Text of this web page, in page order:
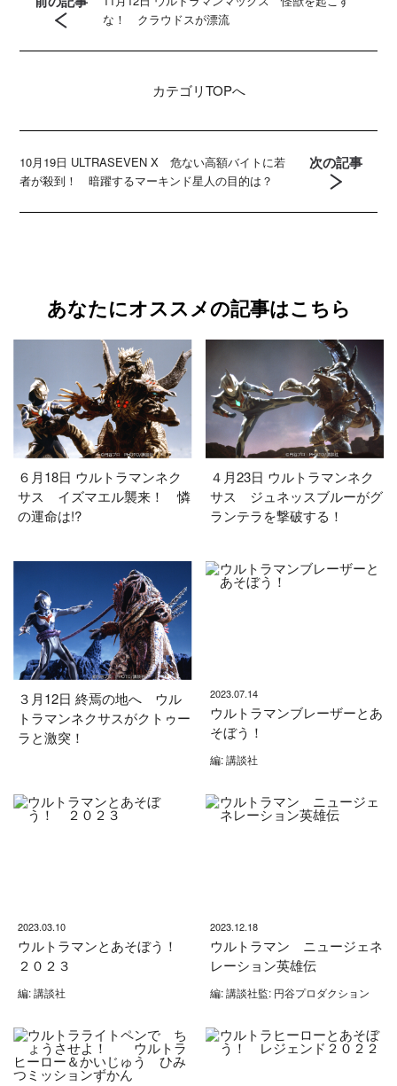
な！ クラウドスが漂流
カテゴリTOPへ
10月19日 ULTRASEVEN X 危ない高額バイトに若
者が殺到！ 暗躍するマーキンド星人の目的は？
次の記事
あなたにオススメの記事はこちら
６月18日 ウルトラマンネク
サス イズマエル襲来！ 憐
の運命は!?
４月23日 ウルトラマンネク
サス ジュネッスブルーがグ
ランテラを撃破する！
３月12日 終焉の地へ ウル
トラマンネクサスがクトゥー
ラと激突！
2023.07.14
ウルトラマンブレーザーとあ
そぼう！
編: 講談社
2023.03.10
ウルトラマンとあそぼう！
２０２３
編: 講談社
2023.12.18
ウルトラマン ニュージェネ
レーション英雄伝
編: 講談社監: 円谷プロダクション